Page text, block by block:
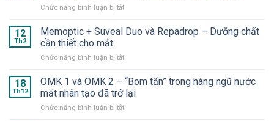
Chức năng bình luận bị tắtở
phẩm
của
2025
–
Hyaluron
Eye
12
Th2
Memoptic + Suveal Duo và Repadrop – Dưỡng chất
cần thiết cho mắt
Chức năng bình luận bị tắtở
+
Suveal
Duo
và
18
Th12
OMK 1 và OMK 2 – “Bom tấn” trong hàng ngũ nước
mắt nhân tạo đã trở lại
Chức năng bình luận bị tắtở